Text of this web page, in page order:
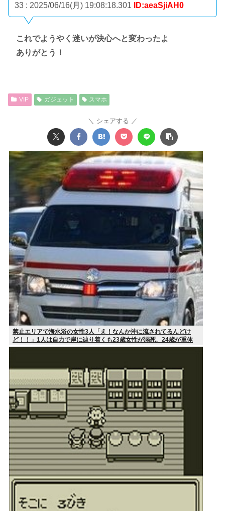
33 : 2025/06/16(月) 19:08:18.301 ID:aeaSjiAH0
これでようやく迷いが決心へと変わったよ
ありがとう！
VIP ガジェット スマホ
シェアする
禁止エリアで海水浴の女性3人「え！なんか沖に流されてるんどけ
ど！！」1人は自力で岸に辿り着くも23歳女性が溺死、24歳が重体